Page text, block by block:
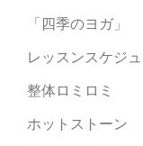
「四季のヨガ」
レッスンスケジ
整体ロミロミ
ホットストーン